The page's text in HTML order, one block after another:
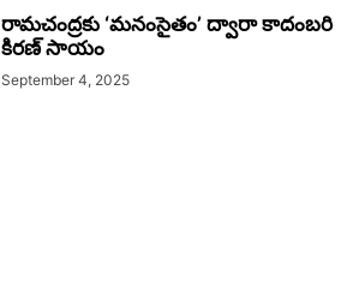
రామచంద్రకు ‘మ‌నంసైతం’ ద్వారా కాదంబరి
కిరణ్ సాయం
September 4, 2025